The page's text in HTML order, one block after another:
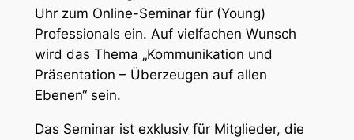
Uhr zum Online-Seminar für (Young)
Professionals ein. Auf vielfachen Wunsch
wird das Thema „Kommunikation und
Präsentation – Überzeugen auf allen
Ebenen“ sein.
Das Seminar ist exklusiv für Mitglieder, die